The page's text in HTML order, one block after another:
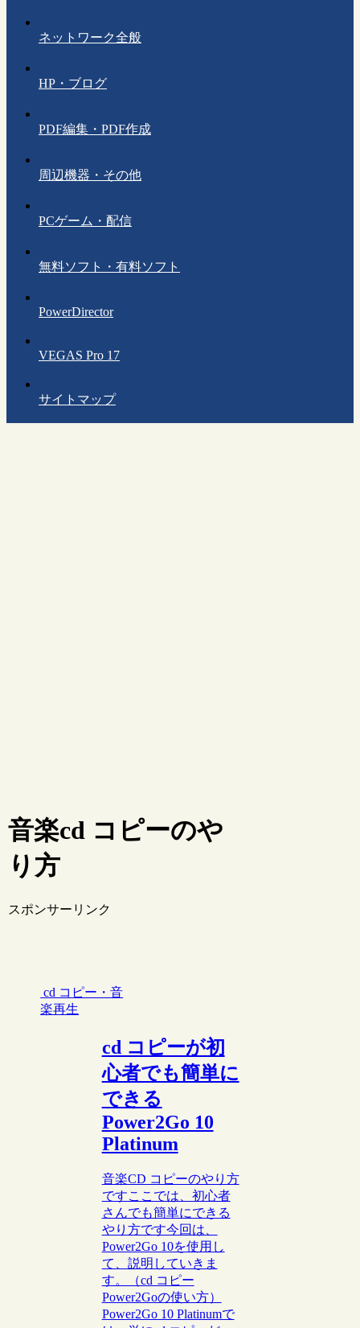
ネットワーク全般
HP・ブログ
PDF編集・PDF作成
周辺機器・その他
PCゲーム・配信
無料ソフト・有料ソフト
PowerDirector
VEGAS Pro 17
サイトマップ
音楽cd コピーのや
り方
スポンサーリンク
cd コピー・音
楽再生
cd コピーが初
心者でも簡単に
できる
Power2Go 10
Platinum
音楽CD コピーのやり方
ですここでは、初心者
さんでも簡単にできる
やり方です今回は、
Power2Go 10を使用し
て、説明していきま
す。（cd コピー
Power2Goの使い方）
Power2Go 10 Platinumで